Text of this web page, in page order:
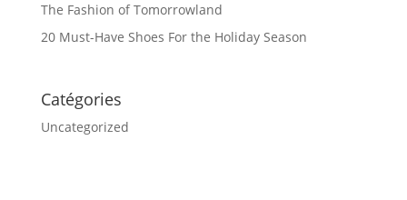
The Fashion of Tomorrowland
20 Must-Have Shoes For the Holiday Season
Catégories
Uncategorized